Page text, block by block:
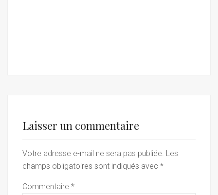
Laisser un commentaire
Votre adresse e-mail ne sera pas publiée. Les
champs obligatoires sont indiqués avec *
Commentaire *